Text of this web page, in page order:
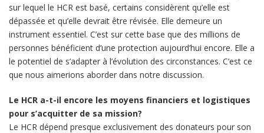
sur lequel le HCR est basé, certains considèrent qu’elle est
dépassée et qu’elle devrait être révisée. Elle demeure un
instrument essentiel. C’est sur cette base que des millions de
personnes bénéficient d’une protection aujourd’hui encore. Elle a
le potentiel de s’adapter à l’évolution des circonstances. C’est ce
que nous aimerions aborder dans notre discussion.
Le HCR a-t-il encore les moyens financiers et logistiques
pour s’acquitter de sa mission?
Le HCR dépend presque exclusivement des donateurs pour son